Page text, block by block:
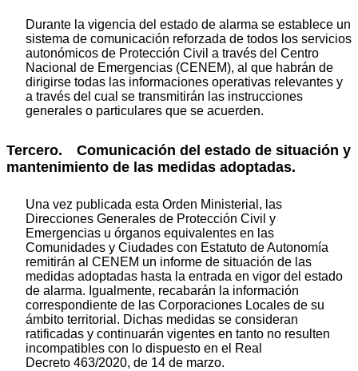
Durante la vigencia del estado de alarma se establece un
sistema de comunicación reforzada de todos los servicios
autonómicos de Protección Civil a través del Centro
Nacional de Emergencias (CENEM), al que habrán de
dirigirse todas las informaciones operativas relevantes y
a través del cual se transmitirán las instrucciones
generales o particulares que se acuerden.
Tercero. Comunicación del estado de situación y
mantenimiento de las medidas adoptadas.
Una vez publicada esta Orden Ministerial, las
Direcciones Generales de Protección Civil y
Emergencias u órganos equivalentes en las
Comunidades y Ciudades con Estatuto de Autonomía
remitirán al CENEM un informe de situación de las
medidas adoptadas hasta la entrada en vigor del estado
de alarma. Igualmente, recabarán la información
correspondiente de las Corporaciones Locales de su
ámbito territorial. Dichas medidas se consideran
ratificadas y continuarán vigentes en tanto no resulten
incompatibles con lo dispuesto en el Real
Decreto 463/2020, de 14 de marzo.